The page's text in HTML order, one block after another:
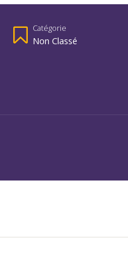
Catégorie
Non Classé